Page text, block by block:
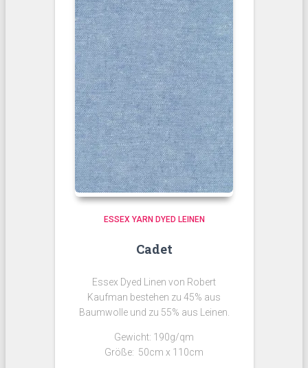
ESSEX YARN DYED LEINEN
Cadet
Essex Dyed Linen von Robert
Kaufman bestehen zu 45% aus
Baumwolle und zu 55% aus Leinen.
Gewicht: 190g/qm
Größe: 50cm x 110cm